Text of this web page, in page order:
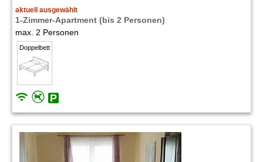
aktuell ausgewählt
1-Zimmer-Apartment (bis 2 Personen)
max. 2 Personen
Doppelbett